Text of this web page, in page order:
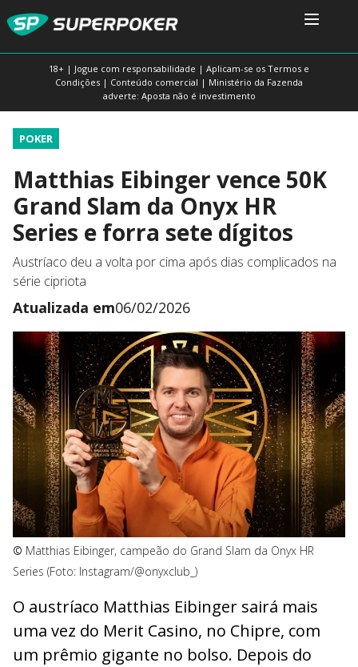
18+ | Jogue com responsabilidade | Aplicam-se os Termos e
Condições | Conteúdo comercial | Ministério da Fazenda
adverte: Aposta não é investimento
POKER
Matthias Eibinger vence 50K
Grand Slam da Onyx HR
Series e forra sete dígitos
Austríaco deu a volta por cima após dias complicados na
série cipriota
Atualizada em06/02/2026
© Matthias Eibinger, campeão do Grand Slam da Onyx HR
Series (Foto: Instagram/@onyxclub_)
O austríaco Matthias Eibinger sairá mais
uma vez do Merit Casino, no Chipre, com
um prêmio gigante no bolso. Depois do